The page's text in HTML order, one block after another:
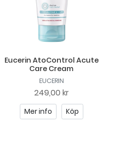
Eucerin AtoControl Acute
Care Cream
EUCERIN
249,00 kr
Mer info Köp